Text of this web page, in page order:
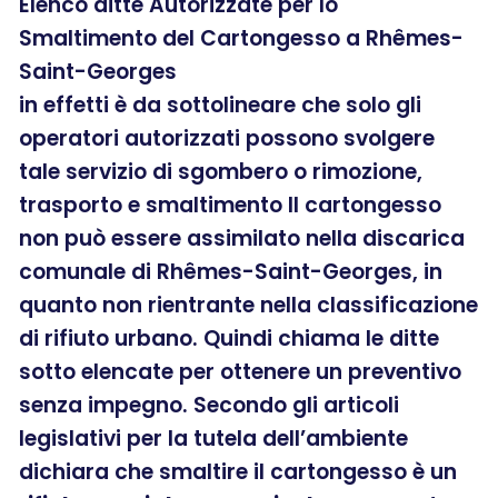
Smaltimento del Cartongesso a Rhêmes-
Saint-Georges
in effetti è da sottolineare che solo gli
operatori autorizzati possono svolgere
tale servizio di sgombero o rimozione,
trasporto e smaltimento Il cartongesso
non può essere assimilato nella discarica
comunale di Rhêmes-Saint-Georges, in
quanto non rientrante nella classificazione
di rifiuto urbano. Quindi chiama le ditte
sotto elencate per ottenere un preventivo
senza impegno. Secondo gli articoli
legislativi per la tutela dell’ambiente
dichiara che smaltire il cartongesso è un